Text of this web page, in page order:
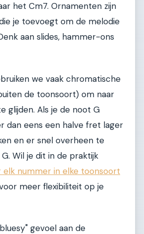
het Cm7. Ornamenten zijn
je toevoegt om de melodie
aan slides, hammer-ons
we vaak chromatische
de toonsoort) om naar
glijden. Als je de noot G
dan eens een halve fret lager
en er snel overheen te
Wil je dit in de praktijk
elk nummer in elke toonsoort
meer flexibiliteit op je
gevoel aan de